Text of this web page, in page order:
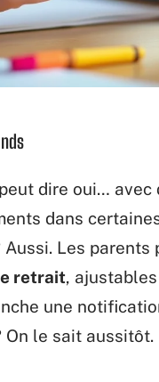
dire oui…
dans
Aussi. Les
retrait,
une
On le sait